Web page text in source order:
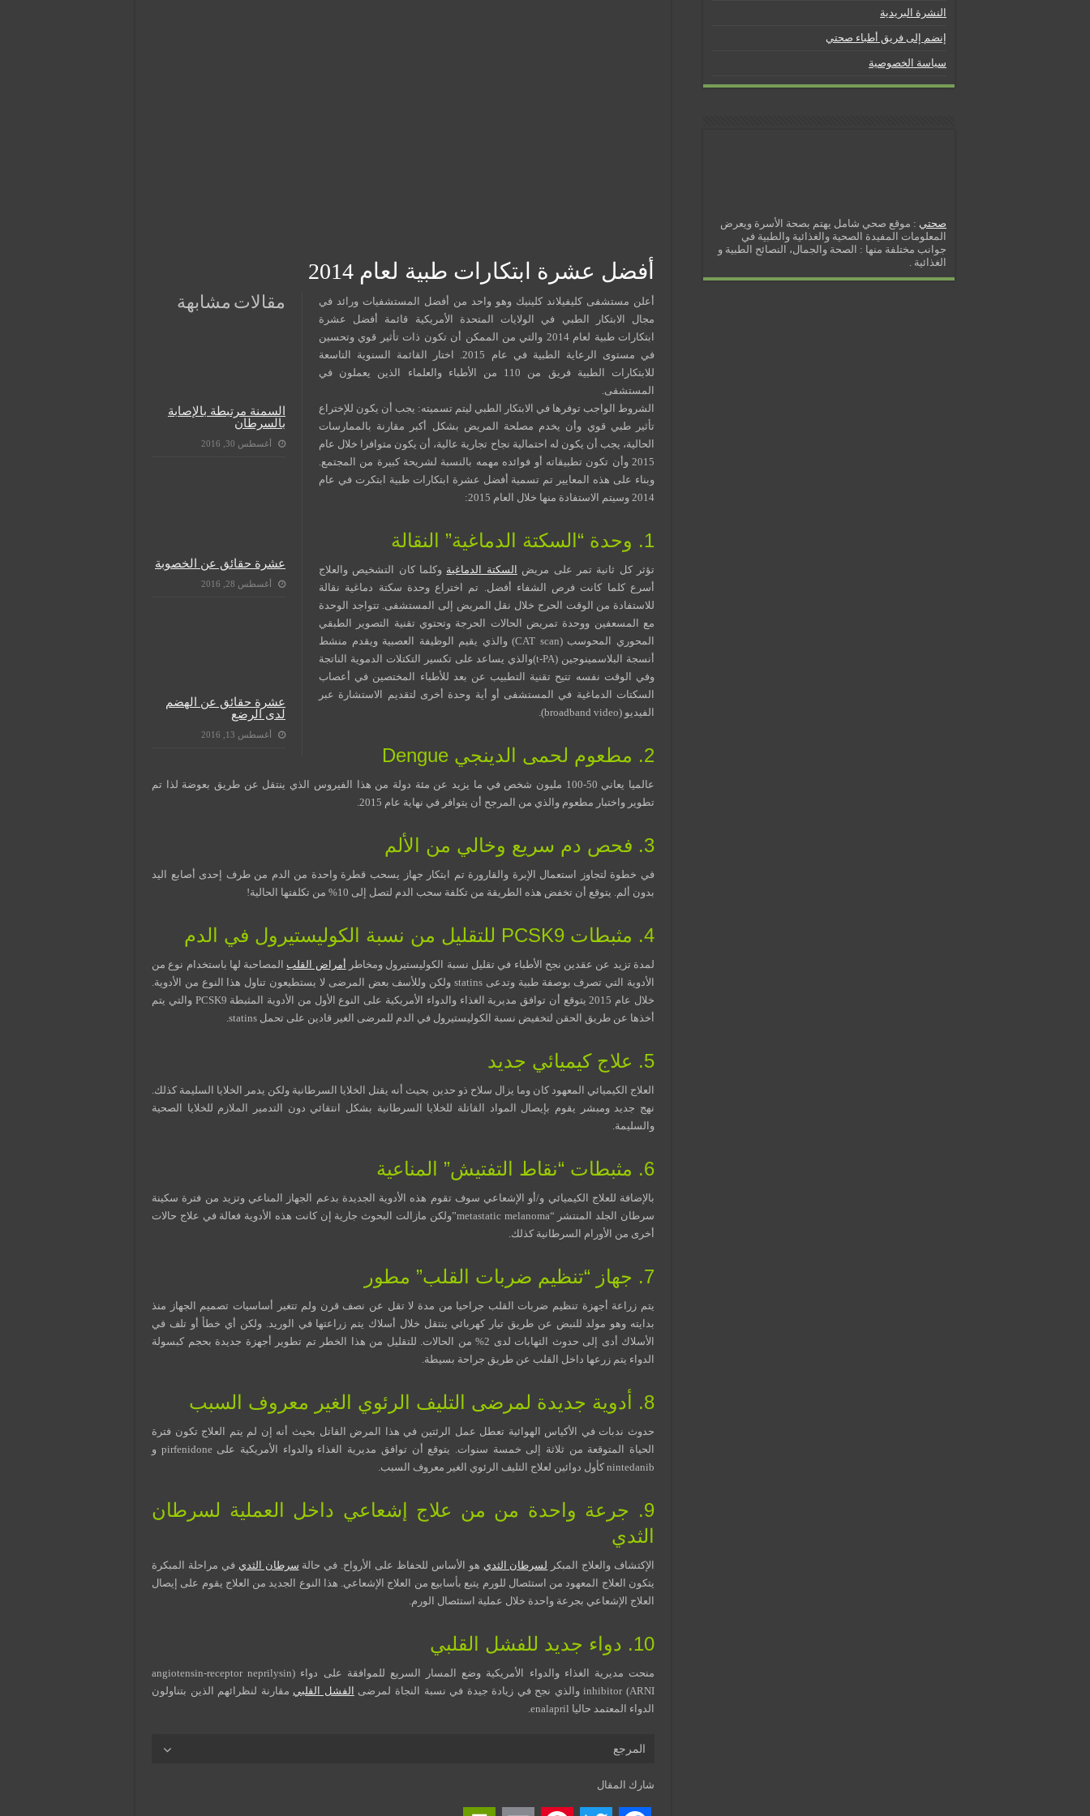
إزالة الشعر بالليزر
كيف نخفف من الشعور بالعطش في رمضان؟
أفضل عشرة ابتكارات طبية لعام 2014
مقالات مشابهة
السمنة مرتبطة بالإصابة
بالسرطان
أغسطس 30, 2016
عشرة حقائق عن الخصوبة
أغسطس 28, 2016
عشرة حقائق عن الهضم
لدى الرضع
أغسطس 13, 2016
أعلن مستشفى كليفيلاند كلينيك وهو واحد من أفضل المستشفيات ورائد في
مجال الابتكار الطبي في الولايات المتحدة الأمريكية قائمة أفضل عشرة
ابتكارات طبية لعام 2014 والتي من الممكن أن تكون ذات تأثير قوي وتحسين
في مستوى الرعاية الطبية في عام 2015. اختار القائمة السنوية التاسعة
للابتكارات الطبية فريق من 110 من الأطباء والعلماء الذين يعملون في
المستشفى.
الشروط الواجب توفرها في الابتكار الطبي ليتم تسميته: يجب أن يكون للإختراع
تأثير طبي قوي وأن يخدم مصلحة المريض بشكل أكبر مقارنة بالممارسات
الحالية، يجب أن يكون له احتمالية نجاح تجارية عالية، أن يكون متوافرا خلال عام
2015 وأن تكون تطبيقاته أو فوائده مهمه بالنسبة لشريحة كبيرة من المجتمع.
وبناء على هذه المعايير تم تسمية أفضل عشرة ابتكارات طبية ابتكرت في عام
2014 وسيتم الاستفادة منها خلال العام 2015:
1. وحدة “السكتة الدماغية” النقالة
تؤثر كل ثانية تمر على مريض السكتة الدماغية وكلما كان التشخيص والعلاج
أسرع كلما كانت فرص الشفاء أفضل. تم اختراع وحدة سكتة دماغية نقالة
للاستفادة من الوقت الحرج خلال نقل المريض إلى المستشفى. تتواجد الوحدة
مع المسعفين ووحدة تمريض الحالات الحرجة وتحتوي تقنية التصوير الطبقي
المحوري المحوسب (CAT scan) والذي يقيم الوظيفة العصبية ويقدم منشط
أنسجة البلاسمينوجين (t-PA)والذي يساعد على تكسير التكتلات الدموية الناتجة
وفي الوقت نفسه تتيح تقنية التطبيب عن بعد للأطباء المختصين في أعصاب
السكتات الدماغية في المستشفى أو أية وحدة أخرى لتقديم الاستشارة عبر
الفيديو (broadband video).
2. مطعوم لحمى الدينجي Dengue
عالميا يعاني 50-100 مليون شخص في ما يزيد عن مئة دولة من هذا الفيروس الذي ينتقل عن طريق بعوضة لذا تم
تطوير واختبار مطعوم والذي من المرجح أن يتوافر في نهاية عام 2015.
3. فحص دم سريع وخالي من الألم
في خطوة لتجاوز استعمال الإبرة والقارورة تم ابتكار جهاز يسحب قطرة واحدة من الدم من طرف إحدى أصابع اليد
بدون ألم. يتوقع أن تخفض هذه الطريقة من تكلفة سحب الدم لتصل إلى 10% من تكلفتها الحالية!
4. مثبطات PCSK9 للتقليل من نسبة الكوليستيرول في الدم
لمدة تزيد عن عقدين نجح الأطباء في تقليل نسبة الكوليستيرول ومخاطر أمراض القلبالمصاحبة لها باستخدام نوع من
الأدوية التي تصرف بوصفة طبية وتدعى statins ولكن وللأسف بعض المرضى لا يستطيعون تناول هذا النوع من الأدوية.
خلال عام 2015 يتوقع أن توافق مديرية الغذاء والدواء الأمريكية على النوع الأول من الأدوية المثبطة PCSK9 والتي يتم
أخذها عن طريق الحقن لتخفيض نسبة الكوليستيرول في الدم للمرضى الغير قادين على تحمل statins.
5. علاج كيميائي جديد
العلاج الكيميائي المعهود كان وما يزال سلاح ذو حدين بحيث أنه يقتل الخلايا السرطانية ولكن يدمر الخلايا السليمة كذلك.
نهج جديد ومبشر يقوم بإيصال المواد القاتلة للخلايا السرطانية بشكل انتقائي دون التدمير الملازم للخلايا الصحية
والسليمة.
6. مثبطات “نقاط التفتيش” المناعية
بالإضافة للعلاج الكيميائي و/أو الإشعاعي سوف تقوم هذه الأدوية الجديدة بدعم الجهاز المناعي وتزيد من فترة سكينة
سرطان الجلد المنتشر “metastatic melanoma”ولكن مازالت البحوث جارية إن كانت هذه الأدوية فعالة في علاج حالات
أخرى من الأورام السرطانية كذلك.
7. جهاز “تنظيم ضربات القلب” مطور
يتم زراعة أجهزة تنظيم ضربات القلب جراحيا من مدة لا تقل عن نصف قرن ولم تتغير أساسيات تصميم الجهاز منذ
بدايته وهو مولد للنبض عن طريق تيار كهربائي ينتقل خلال أسلاك يتم زراعتها في الوريد. ولكن أي خطأ أو تلف في
الأسلاك أدى إلى حدوث التهابات لدى 2% من الحالات. للتقليل من هذا الخطر تم تطوير أجهزة جديدة بحجم كبسولة
الدواء يتم زرعها داخل القلب عن طريق جراحة بسيطة.
8. أدوية جديدة لمرضى التليف الرئوي الغير معروف السبب
حدوث ندبات في الأكياس الهوائية تعطل عمل الرئتين في هذا المرض القاتل بحيث أنه إن لم يتم العلاج تكون فترة
الحياة المتوقعة من ثلاثة إلى خمسة سنوات. يتوقع أن توافق مديرية الغذاء والدواء الأمريكية على pirfenidone و
nintedanib كأول دوائين لعلاج التليف الرئوي الغير معروف السبب.
9. جرعة واحدة من من علاج إشعاعي داخل العملية لسرطان
الثدي
الإكتشاف والعلاج المبكر لسرطان الثدي هو الأساس للحفاظ على الأرواح. في حالة سرطان الثدي في مراحلة المبكرة
يتكون العلاج المعهود من استئصال للورم يتبع بأسابيع من العلاج الإشعاعي. هذا النوع الجديد من العلاج يقوم على إيصال
العلاج الإشعاعي بجرعة واحدة خلال عملية استئصال الورم.
10. دواء جديد للفشل القلبي
منحت مديرية الغذاء والدواء الأمريكية وضع المسار السريع للموافقة على دواء (angiotensin-receptor neprilysin
inhibitor (ARNI والذي نجح في زيادة جيدة في نسبة النجاة لمرضى
الفشل القلبي مقارنة لنظرائهم الذين بتناولون
الدواء المعتمد حاليا enalapril.
المرجع
شارك المقال
النشرة البريدية
إنضم إلى فريق أطباء صحتي
سياسة الخصوصية
صحتي : موقع صحي شامل يهتم بصحة الأسرة ويعرض
المعلومات المفيدة الصحية والغذائية والطبية في
جوانب مختلفة منها : الصحة والجمال، النصائح الطبية و
الغذائية .